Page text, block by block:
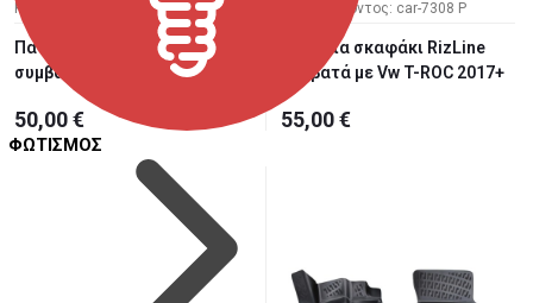
ΦΩΤΙΣΜΟΣ
Κωδ. Προϊόντος: car-7309 P
Πατάκια σκαφάκι RizLine
συμβατά με Toyota Yaris 20...
50,00 €
Κωδ. Προϊόντος: car-7308 P
Πατάκια σκαφάκι RizLine
συμβατά με Vw T-ROC 2017+
55,00 €